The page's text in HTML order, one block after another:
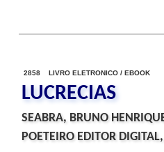
2858 LIVRO ELETRONICO / EBOOK
LUCRECIAS
SEABRA, BRUNO
POETEIRO EDITOR